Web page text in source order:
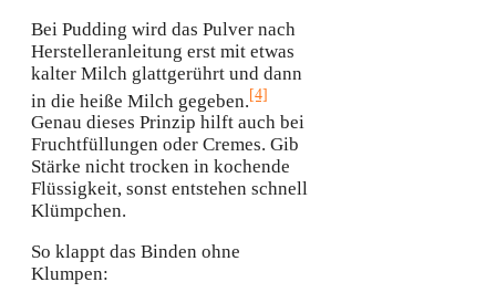
Bei Pudding wird das Pulver nach
Herstelleranleitung erst mit etwas
kalter Milch glattgerührt und dann
in die heiße Milch gegeben.[4]
Genau dieses Prinzip hilft auch bei
Fruchtfüllungen oder Cremes. Gib
Stärke nicht trocken in kochende
Flüssigkeit, sonst entstehen schnell
Klümpchen.
So klappt das Binden ohne
Klumpen: